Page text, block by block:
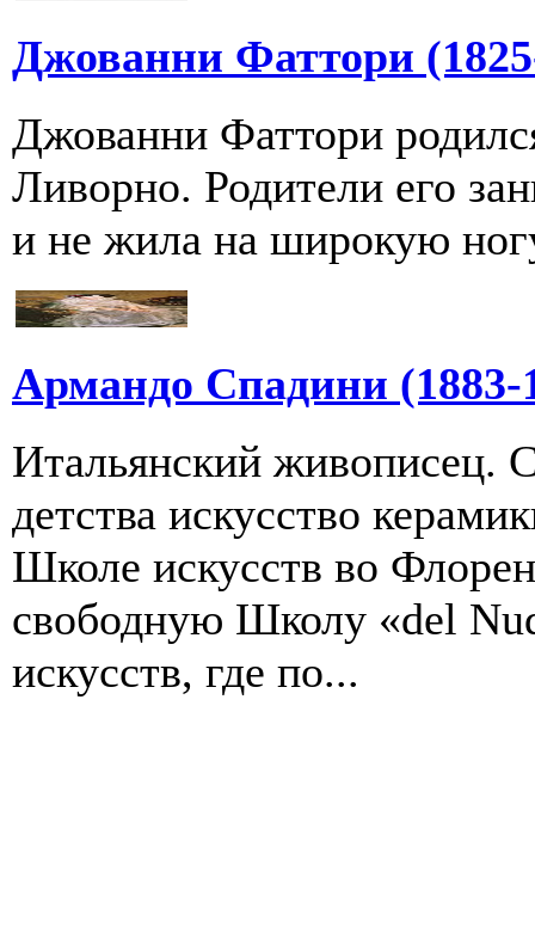
Джованни Фаттори
Джованни Фаттори
Ливорно. Родители его
и не жила на широкую
Армандо Спадини (1883-
Итальянский живописец.
детства искусство
Школе искусств во
свободную Школу «del
искусств, где по...